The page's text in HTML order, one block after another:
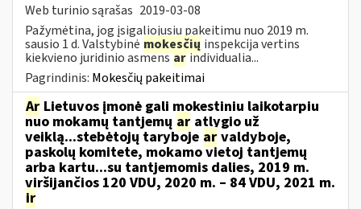
Web turinio sąrašas 2019-03-08
Pažymėtina, jog įsigaliojusiu pakeitimu nuo 2019 m.
sausio 1 d. Valstybinė mokesčių inspekcija vertins
kiekvieno juridinio asmensarindividualia...
Pagrindinis: Mokesčių pakeitimai
Ar Lietuvos įmonė gali mokestiniu laikotarpiu
nuo mokamų tantjemų ar atlygio už
veiklą...stebėtojų taryboje ar valdyboje,
paskolų komitete, mokamo vietoj tantjemų
arba kartu...su tantjemomis dalies, 2019 m.
viršijančios 120 VDU, 2020 m. – 84 VDU, 2021 m.
ir